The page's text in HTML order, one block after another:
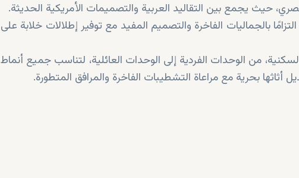
حيث يجمع بين التقاليد العربية والتصميمات الأمريكية الحديثة.
التي يبلغ ارتفاعها 47 طابق رائع، التزامًا بالجماليات الفاخرة والتصميم المفيد مع توفير إطلالات خلابة على
من الوحدات الفردية إلى الوحدات العائلية، لتناسب جميع أنماط
بحرية مع مراعاة التشطيبات الفاخرة والمرافق المتطورة.